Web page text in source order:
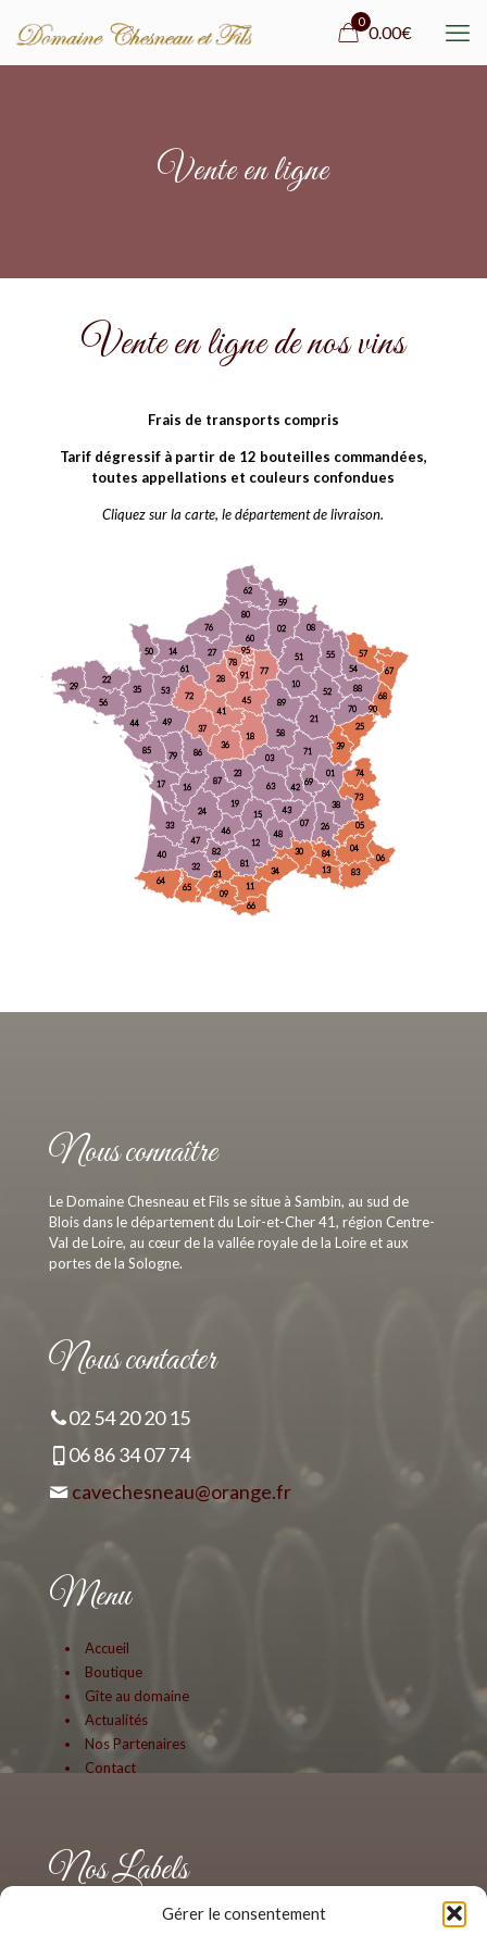
Gérer le consentement
0
0.00€
Vente en ligne
Vente en ligne de nos vins
Frais de transports compris
Tarif dégressif à partir de 12 bouteilles commandées,
toutes appellations et couleurs confondues
Cliquez sur la carte, le département de livraison.
01
01
02
03
04
05
06
07
08
09
10
11
12
13
14
15
16
17
18
19
21
22
23
24
25
26
27
28
29
30
31
32
33
34
35
36
37
38
39
40
41
42
43
44
45
46
47
48
49
50
51
52
53
54
55
56
57
58
59
60
61
62
63
64
65
66
67
68
69
70
71
72
73
74
76
77
78
79
80
81
82
83
84
85 86
87
88
89
90
91
95
Nous connaître
Le Domaine Chesneau et Fils se situe à Sambin, au sud de
Blois dans le département du Loir-et-Cher 41, région Centre-
Val de Loire, au cœur de la vallée royale de la Loire et aux
portes de la Sologne.
Nous contacter
02 54 20 20 15
06 86 34 07 74
cavechesneau@orange.fr
Menu
Accueil
Boutique
Gîte au domaine
Actualités
Nos Partenaires
Contact
Nos Labels